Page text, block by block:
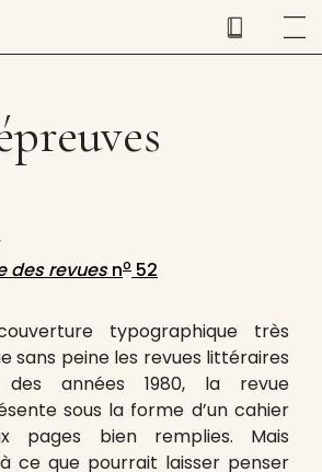
des revuesno 52
typographique très
sans peine les revues littéraires
des années 1980, la revue
sous la forme d’un cahier
pages bien remplies. Mais
ce que pourrait laisser penser